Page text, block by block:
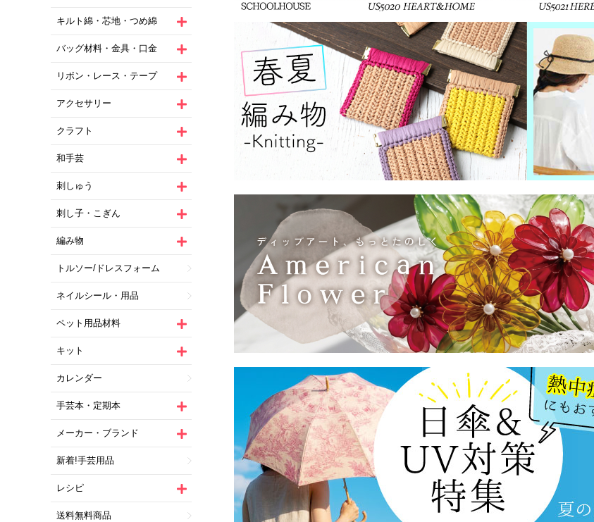
キルト綿・芯地・つめ綿
バッグ材料・金具・口金
リボン・レース・テープ
アクセサリー
クラフト
和手芸
刺しゅう
刺し子・こぎん
編み物
トルソー/ドレスフォーム
ネイルシール・用品
ペット用品材料
キット
カレンダー
手芸本・定期本
メーカー・ブランド
新着!手芸用品
レシピ
送料無料商品